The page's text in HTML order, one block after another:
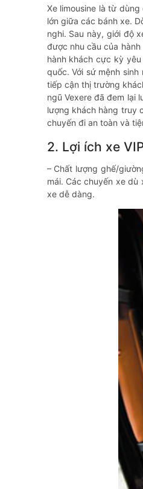
Xe limousine là từ
lớn giữa các bánh xe.
nghi. Sau này, giới độ
được nhu cầu của
hành khách cực kỳ
quốc. Với sứ mệnh
tiếp cận thị trường
ngũ Vexere đã đem lại
lượng khách hàng truy
chuyến đi an toàn và
2. Lợi ích xe
– Chất lượng ghế/
mái. Các chuyến xe
xe dễ dàng.